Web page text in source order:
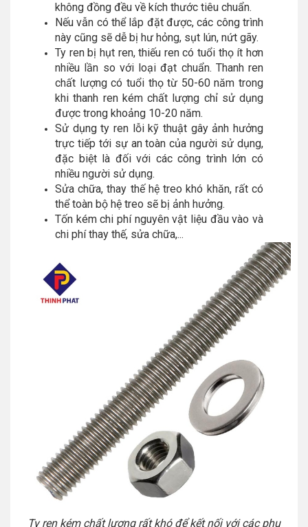
không đồng đều về kích thước tiêu chuẩn.
Nếu vẫn có thể lắp đặt được, các công trình
này cũng sẽ dễ bị hư hỏng, sụt lún, nứt gãy.
Ty ren bị hụt ren, thiếu ren có tuổi thọ ít hơn
nhiều lần so với loại đạt chuẩn. Thanh ren
chất lượng có tuổi thọ từ 50-60 năm trong
khi thanh ren kém chất lượng chỉ sử dụng
được trong khoảng 10-20 năm.
Sử dụng ty ren lỗi kỹ thuật gây ảnh hưởng
trực tiếp tới sự an toàn của người sử dụng,
đặc biệt là đối với các công trình lớn có
nhiều người sử dụng.
Sửa chữa, thay thế hệ treo khó khăn, rất có
thể toàn bộ hệ treo sẽ bị ảnh hưởng.
Tốn kém chi phí nguyên vật liệu đầu vào và
chi phí thay thế, sửa chữa,...
Ty ren kém chất lượng rất khó để kết nối với các phụ